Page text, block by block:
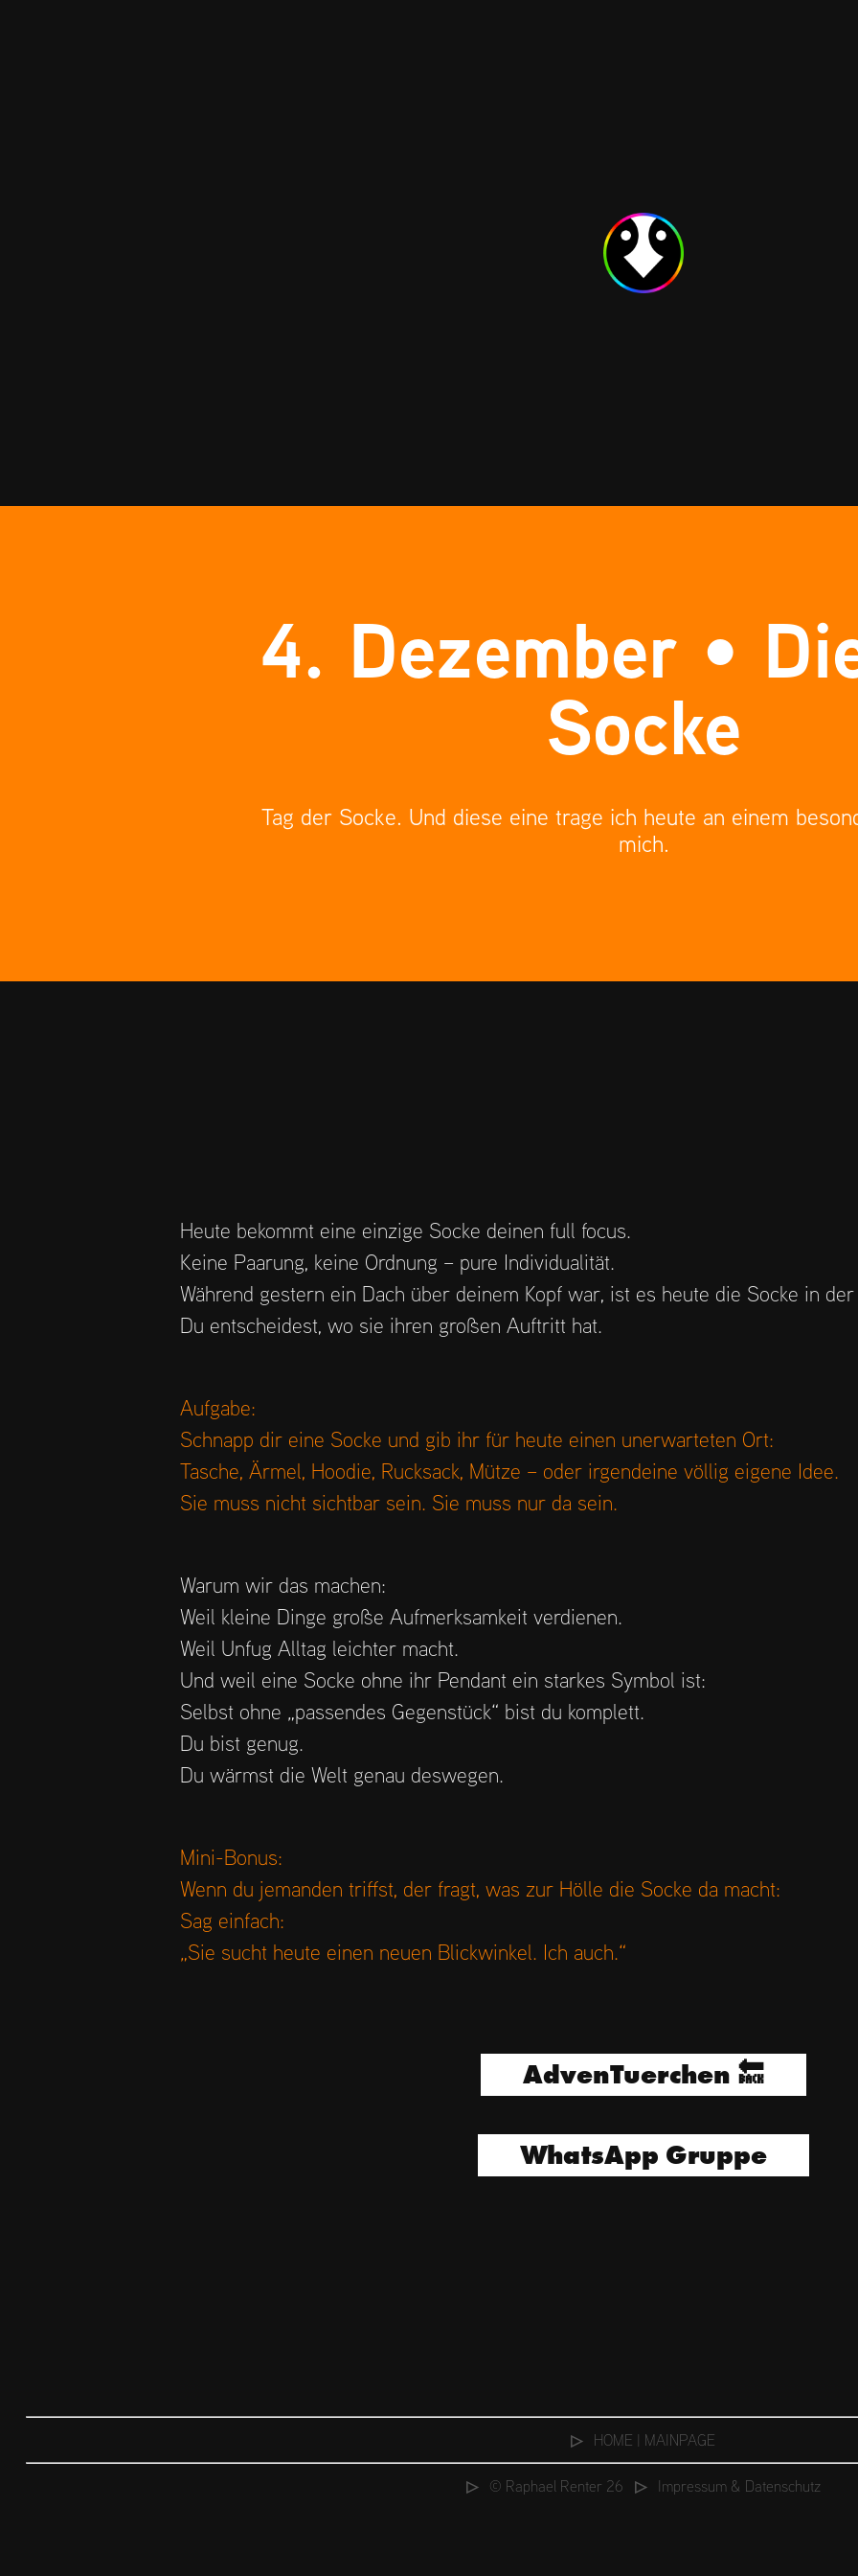
4. Dezember •
Socke
Tag der Socke. Und diese eine trage ich heute an einem
mich.
Heute bekommt eine einzige Socke deinen full focus.
Keine Paarung, keine Ordnung – pure Individualität.
Während gestern ein Dach über deinem Kopf war, ist es heute die Socke in
Du entscheidest, wo sie ihren großen Auftritt hat.
Aufgabe:
Schnapp dir eine Socke und gib ihr für heute einen unerwarteten Ort:
Tasche, Ärmel, Hoodie, Rucksack, Mütze – oder irgendeine völlig eigene Idee.
Sie muss nicht sichtbar sein. Sie muss nur da sein.
Warum wir das machen:
Weil kleine Dinge große Aufmerksamkeit verdienen.
Weil Unfug Alltag leichter macht.
Und weil eine Socke ohne ihr Pendant ein starkes Symbol ist:
Selbst ohne „passendes Gegenstück“ bist du komplett.
Du bist genug.
Du wärmst die Welt genau deswegen.
Mini-Bonus:
Wenn du jemanden triffst, der fragt, was zur Hölle die Socke da macht:
Sag einfach:
„Sie sucht heute einen neuen Blickwinkel. Ich auch.“
AdvenTuerchen 🔙
WhatsApp Gruppe
▷⠀HOME | MAINPAGE
▷⠀© Raphael Renter 26 ▷⠀Impressum & Datenschutz